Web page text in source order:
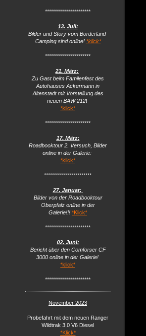
***********************
13. Juli:
Bilder und Story vom Borderland-
Camping sind online! *klick*
***********************
21. März:
Zu Gast beim Familenfest des
Autohauses Ackermann in
Altenstadt mit Vorstellung des
neuen BAW 212!
*klick*
***********************
17. März:
Roadbooktour 2. Versuch, Bilder
online in der Galerie:
*klick*
************************
27. Januar:
Bilder von der Roadbooktour
Oberpfalz online in der
Galerie!!! *Klick*
***********************
02. Juni:
Bericht über den Comforser CF
3000 online in der Galerie!
*klick*
***********************
November 2023
Probefahrt mit dem neuen Ranger
Wildtrak 3.0 V6 Diesel
*Klick*